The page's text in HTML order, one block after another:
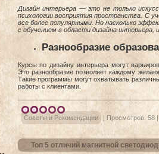
Дизайн интерьера — это не только
психологии восприятия пространства. С
все более популярными. Но насколько
с обучением в области дизайна
Разнообразие
Курсы по дизайну интерьера могут
Это разнообразие позволяет каждому
Такие программы могут охватывать
работы с клиентами.
Советы и Рекомендации | Просмотров: 58|
Топ 5 отличий магнитной